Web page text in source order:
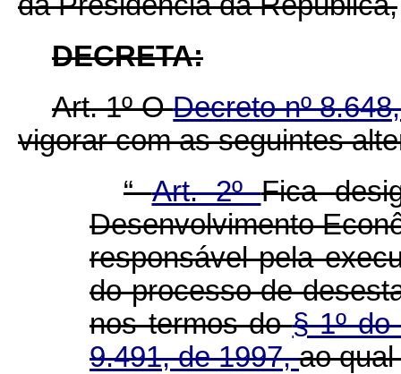
DECRETA:
Art. 1º ODecreto nº
vigorar com as seguintes
“Art. 2ºFica
Desenvolvimento
responsável pela
do processo de
nos termos do§ 1º
9.491, de 1997,ao